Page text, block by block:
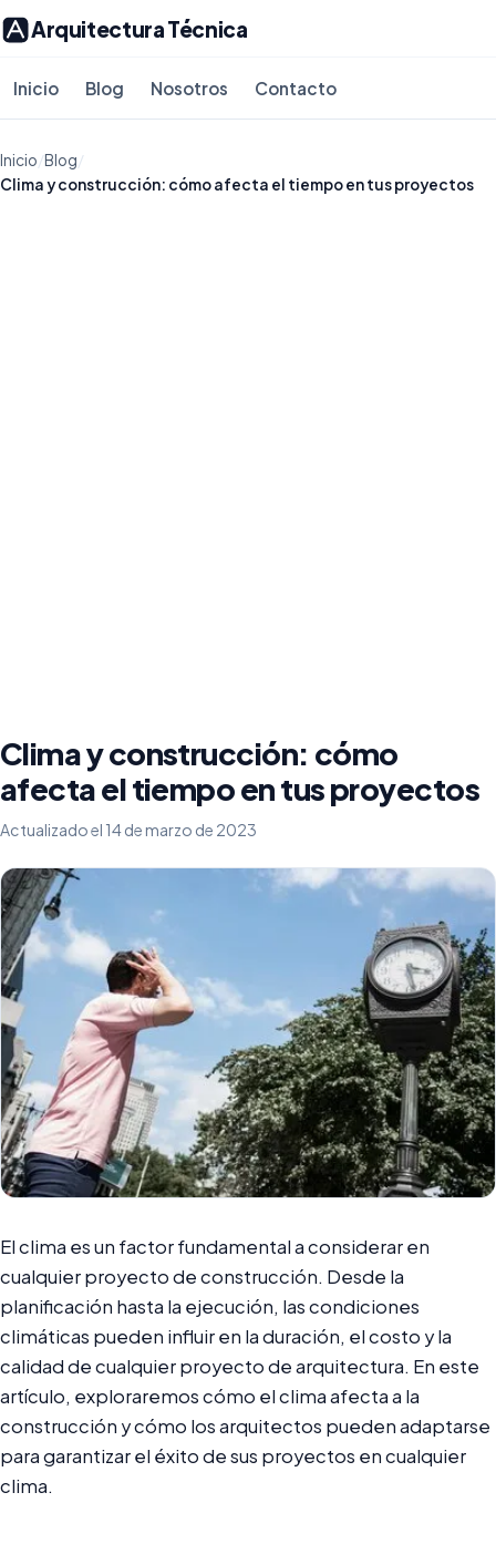
Arquitectura Técnica
Inicio Blog Nosotros Contacto
Inicio/Blog/
Clima y construcción: cómo afecta el tiempo en tus proyectos
Clima y construcción: cómo
afecta el tiempo en tus proyectos
Actualizado el 14 de marzo de 2023
El clima es un factor fundamental a considerar en
cualquier proyecto de construcción. Desde la
planificación hasta la ejecución, las condiciones
climáticas pueden influir en la duración, el costo y la
calidad de cualquier proyecto de arquitectura. En este
artículo, exploraremos cómo el clima afecta a la
construcción y cómo los arquitectos pueden adaptarse
para garantizar el éxito de sus proyectos en cualquier
clima.